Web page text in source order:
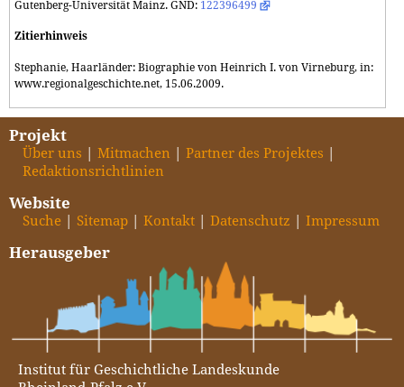
Gutenberg-Universität Mainz. GND: 122396499
Zitierhinweis
Stephanie, Haarländer: Biographie von Heinrich I. von Virneburg, in:
www.regionalgeschichte.net, 15.06.2009.
Projekt
Über uns Mitmachen
Partner des Projektes
Redaktionsrichtlinien
Website
Suche Sitemap Kontakt Datenschutz Impressum
Herausgeber
Institut für Geschichtliche Landeskunde